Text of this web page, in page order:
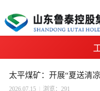
太平煤矿：开展“夏送清
2026.07.15 浏览：291